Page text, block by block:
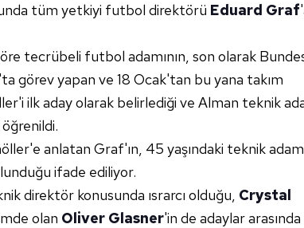
tüm yetkiyi futbol direktörü Eduard Graf
tecrübeli futbol adamının, son olarak
'ta görev yapan ve 18 Ocak'tan bu yana takım
ilk aday olarak belirlediği ve Alman teknik
anlatan Graf'ın, 45 yaşındaki teknik
ifade ediliyor.
direktör konusunda ısrarcı olduğu, Crystal
olan Oliver Glasner'in de adaylar